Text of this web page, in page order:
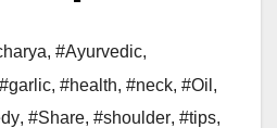
, #Ayurvedic,
#garlic, #health, #neck, #Oil ,
, #Share, #shoulder, #tips,